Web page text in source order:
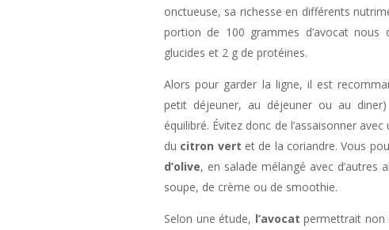
onctueuse, sa richesse en différents
portion de 100 grammes d’avocat
glucides et 2 g de protéines.
Alors pour garder la ligne, il est
petit déjeuner, au déjeuner ou au
équilibré. Évitez donc de l’assaisonner
du citron vert et de la coriandre. Vous
d’olive, en salade mélangé avec
soupe, de crème ou de smoothie.
Selon une étude, l’avocat permettrait non